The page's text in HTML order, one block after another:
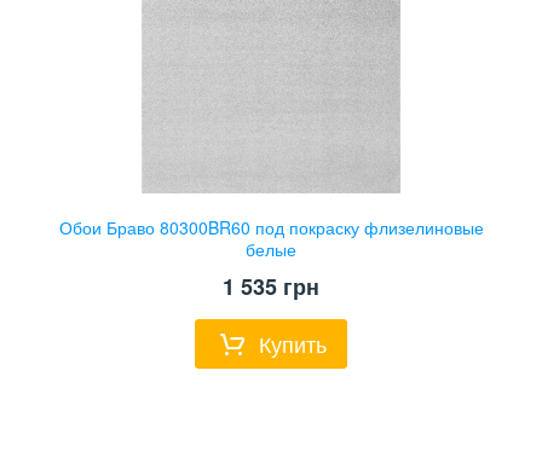
Обои Браво 80300BR60 под покраску флизелиновые
белые
1 535 грн
Купить